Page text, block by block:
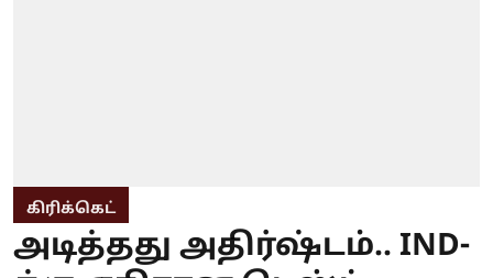
கிரிக்கெட்
அடித்தது அதிர்ஷ்டம்.. IND-